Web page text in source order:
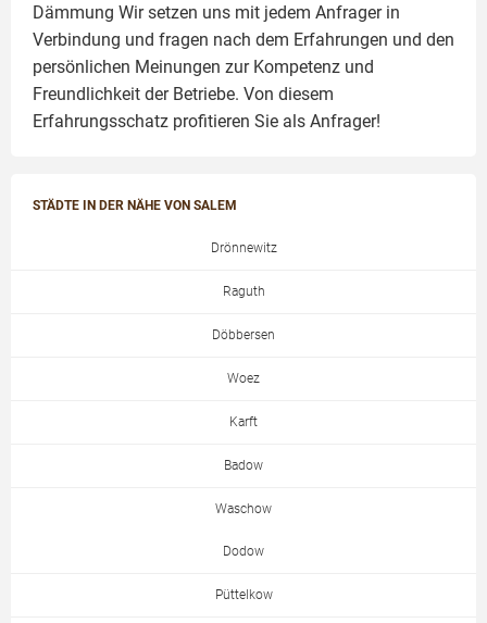
Dämmung Wir setzen uns mit jedem Anfrager in
Verbindung und fragen nach dem Erfahrungen und den
persönlichen Meinungen zur Kompetenz und
Freundlichkeit der Betriebe. Von diesem
Erfahrungsschatz profitieren Sie als Anfrager!
STÄDTE IN DER NÄHE VON SALEM
Drönnewitz
Raguth
Döbbersen
Woez
Karft
Badow
Waschow
Dodow
Püttelkow